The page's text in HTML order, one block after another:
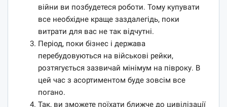
війни ви позбудетеся роботи. Тому купувати
все необхідне краще заздалегідь, поки
витрати для вас не так відчутні.
Період, поки бізнес і держава
перебудовуються на військові рейки,
розтягується зазвичай мінімум на півроку. В
цей час з асортиментом буде зовсім все
погано.
Так, ви зможете поїхати ближче до цивілізації